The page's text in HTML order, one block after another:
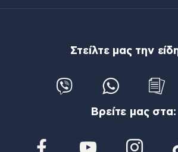
Στείλτε μας την
Βρείτε μας στα: